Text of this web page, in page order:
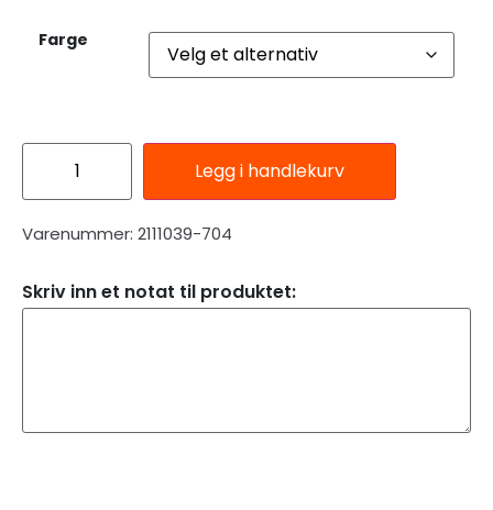
Farge
Legg i handlekurv
Varenummer: 2111039-704
Skriv inn et notat til produktet: